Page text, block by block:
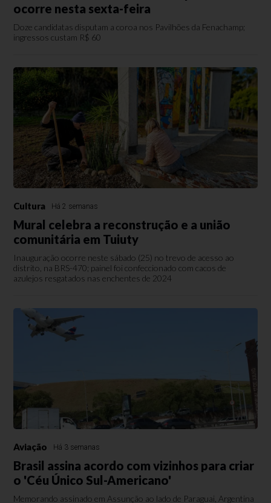
ocorre nesta sexta-feira
Doze candidatas disputam a coroa nos Pavilhões da Fenachamp;
ingressos custam R$ 60
Cultura Há 2 semanas
Mural celebra a reconstrução e a união
comunitária em Tuiuty
Inauguração ocorre neste sábado (25) no trevo de acesso ao
distrito, na BRS-470; painel foi confeccionado com cacos de
azulejos resgatados nas enchentes de 2024
Aviação Há 3 semanas
Brasil assina acordo com vizinhos para criar
o 'Céu Único Sul-Americano'
Memorando assinado em Assunção ao lado de Paraguai, Argentina